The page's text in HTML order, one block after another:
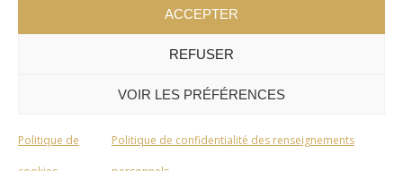
ACCEPTER
REFUSER
VOIR LES PRÉFÉRENCES
Politique de Politique de confidentialité des renseignements
© 2024 Cercle Kaizen. Tous droits réservés -